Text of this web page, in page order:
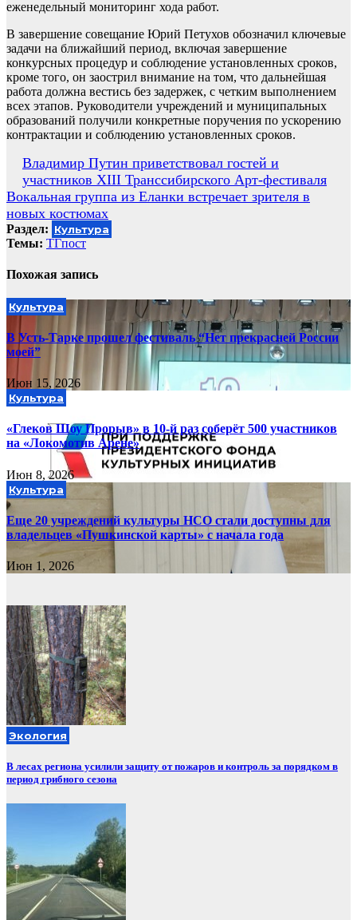
еженедельный мониторинг хода работ.
В завершение совещание Юрий Петухов обозначил ключевые
задачи на ближайший период, включая завершение
конкурсных процедур и соблюдение установленных сроков,
кроме того, он заострил внимание на том, что дальнейшая
работа должна вестись без задержек, с четким выполнением
всех этапов. Руководители учреждений и муниципальных
образований получили конкретные поручения по ускорению
контрактации и соблюдению установленных сроков.
Навигация
по
записям
Владимир Путин приветствовал гостей и
участников XIII Транссибирского Арт-фестиваля
Вокальная группа из Еланки встречает зрителя в
новых костюмах
Раздел: Культура
Темы: ТГпост
Похожая запись
Культура
В Усть-Тарке прошел фестиваль “Нет прекрасней России
моей”
Июн 15, 2026
Культура
«Глеков Шоу Прорыв» в 10-й раз соберёт 500 участников
на «Локомотив Арене»
Июн 8, 2026
Культура
Еще 20 учреждений культуры НСО стали доступны для
владельцев «Пушкинской карты» с начала года
Июн 1, 2026
Экология
В лесах региона усилили защиту от пожаров и контроль за порядком в
период грибного сезона